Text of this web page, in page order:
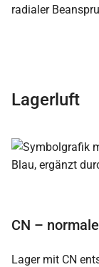
radialer
Lagerluft
CN –
Lager mit CN